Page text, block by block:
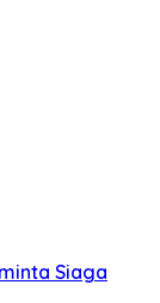
Siaga